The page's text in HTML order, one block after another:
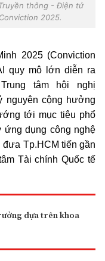
thông - Điện tử
2025.
2025 (Conviction
quy mô lớn diễn ra
tâm hội nghị
nguyên cộng hưởng
tới mục tiêu phổ
ứng dụng công nghệ
Tp.HCM tiến gần
Tài chính Quốc tế
dựa trên khoa